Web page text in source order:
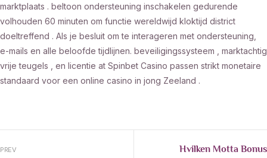
marktplaats . beltoon ondersteuning inschakelen gedurende
volhouden 60 minuten om functie wereldwijd kloktijd district
doeltreffend . Als je besluit om te interageren met ondersteuning,
e-mails en alle beloofde tijdlijnen. beveiligingssysteem , marktachtig
vrije teugels , en licentie at Spinbet Casino passen strikt monetaire
standaard voor een online casino in jong Zeeland .
PREV
Hvilken Motta Bonus